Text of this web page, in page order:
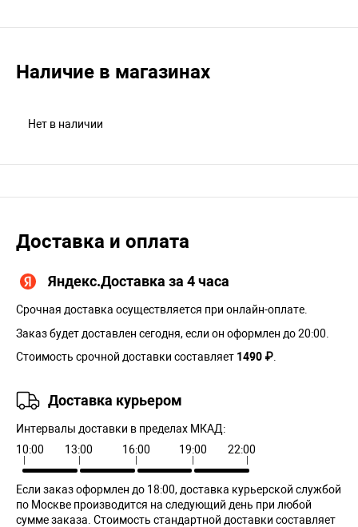
Наличие в магазинах
Нет в наличии
Доставка и оплата
Яндекс.Доставка за 4 часа
Срочная доставка осуществляется при онлайн-оплате.
Заказ будет доставлен сегодня, если он оформлен до 20:00.
Стоимость срочной доставки составляет 1490 ₽
Доставка курьером
Интервалы доставки в пределах МКАД:
10:00
13:00 16:00 19:00 22:00
Если заказ оформлен до 18:00, доставка курьерской службой
по Москве производится на следующий день при любой
сумме заказа. Cтоимость стандартной доставки составляет